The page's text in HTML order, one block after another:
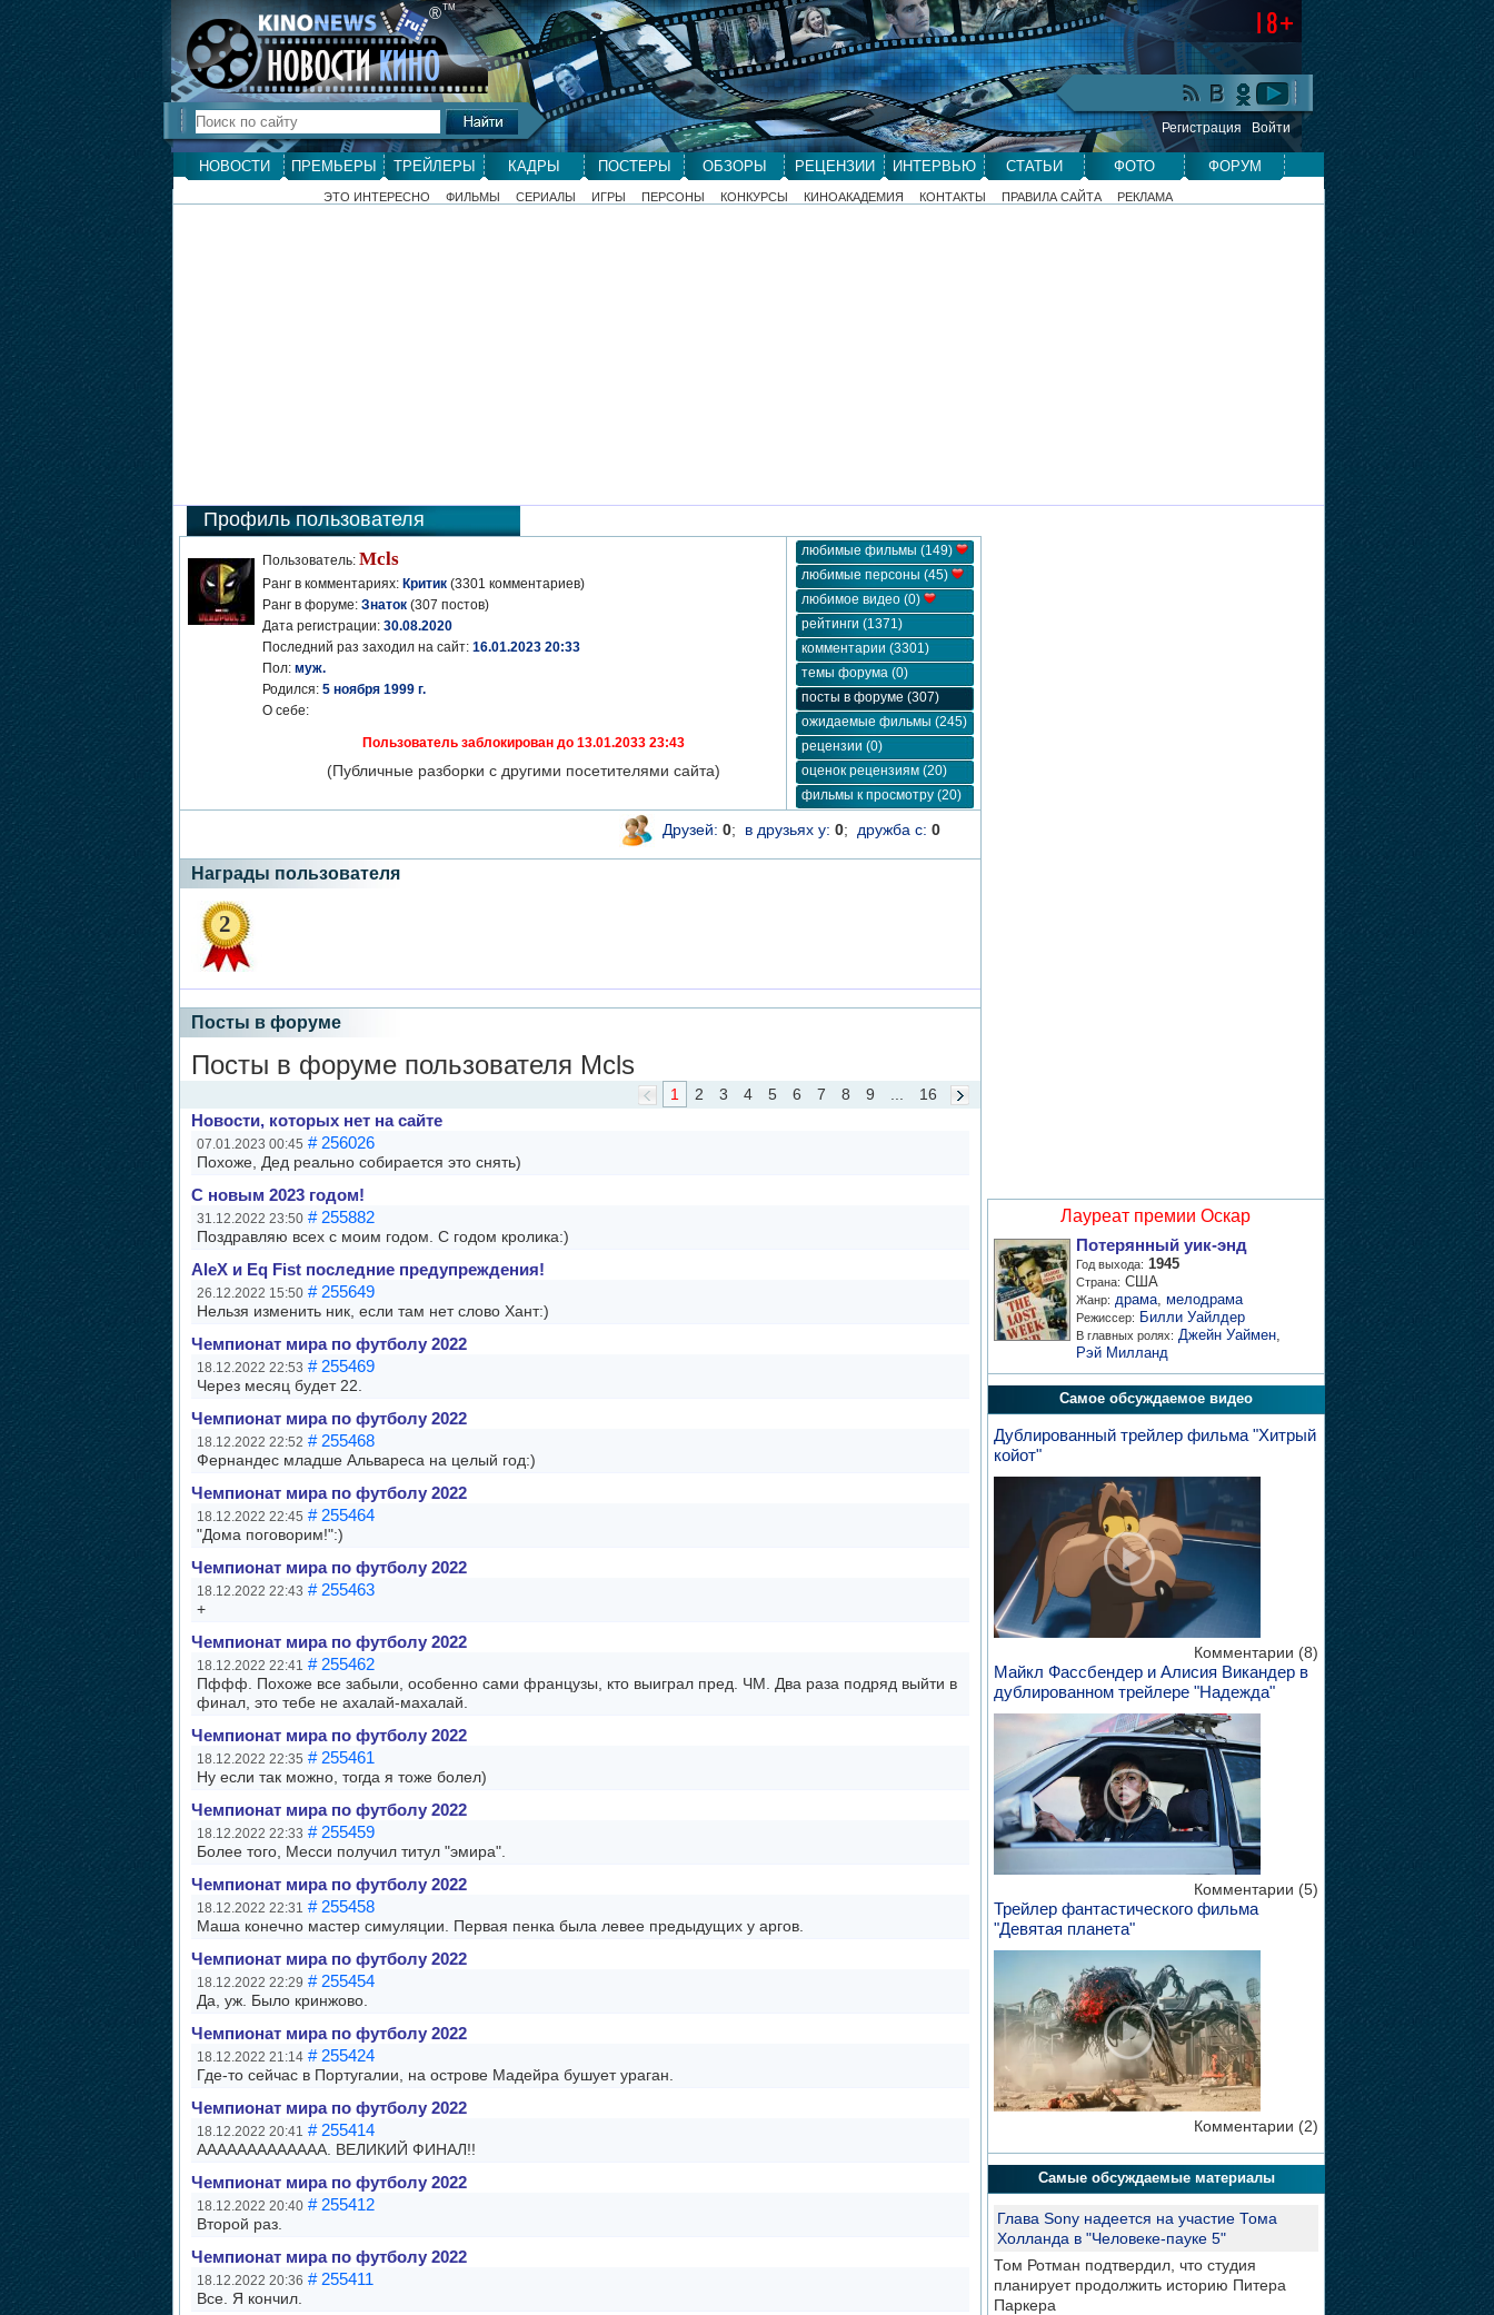
®ТМ
Регистрация Войти
НОВОСТИ ПРЕМЬЕРЫ ТРЕЙЛЕРЫ КАДРЫ ПОСТЕРЫ ОБЗОРЫ РЕЦЕНЗИИ ИНТЕРВЬЮ СТАТЬИ ФОТО ФОРУМ
ЭТО ИНТЕРЕСНО ФИЛЬМЫ СЕРИАЛЫ ИГРЫ ПЕРСОНЫ КОНКУРСЫ КИНОАКАДЕМИЯ КОНТАКТЫ ПРАВИЛА САЙТА РЕКЛАМА
Профиль пользователя
Пользователь: Mcls
Ранг в комментариях: Критик(3301 комментариев)
Ранг в форуме: Знаток(307 постов)
Дата регистрации: 30.08.2020
Последний раз заходил на сайт: 16.01.2023 20:33
Пол: муж.
Родился: 5 ноября 1999 г.
О себе:
Пользователь заблокирован до 13.01.2033 23:43
(Публичные разборки с другими посетителями сайта)
любимые фильмы (149)
любимые персоны (45)
любимое видео (0)
рейтинги (1371)
комментарии (3301)
темы форума (0)
посты в форуме (307)
ожидаемые фильмы (245)
рецензии (0)
оценок рецензиям (20)
фильмы к просмотру (20)
Друзей: 0; в друзьях у: 0; дружба с: 0
Награды пользователя
2
Посты в форуме
Посты в форуме пользователя Mcls
16
9
8
7
6
5
4
3
2
1
Новости, которых нет на сайте
07.01.2023 00:45 # 256026
Похоже, Дед реально собирается это снять)
С новым 2023 годом!
31.12.2022 23:50 # 255882
Поздравляю всех с моим годом. С годом кролика:)
AleX и Eq Fist последние предупреждения!
26.12.2022 15:50 # 255649
Нельзя изменить ник, если там нет слово Хант:)
Чемпионат мира по футболу 2022
18.12.2022 22:53 # 255469
Через месяц будет 22.
Чемпионат мира по футболу 2022
18.12.2022 22:52 # 255468
Фернандес младше Альвареса на целый год:)
Чемпионат мира по футболу 2022
18.12.2022 22:45 # 255464
"Дома поговорим!":)
Чемпионат мира по футболу 2022
18.12.2022 22:43 # 255463
+
Чемпионат мира по футболу 2022
18.12.2022 22:41 # 255462
Пффф. Похоже все забыли, особенно сами французы, кто выиграл пред. ЧМ. Два раза подряд выйти в
финал, это тебе не ахалай-махалай.
Чемпионат мира по футболу 2022
18.12.2022 22:35 # 255461
Ну если так можно, тогда я тоже болел)
Чемпионат мира по футболу 2022
18.12.2022 22:33 # 255459
Более того, Месси получил титул "эмира".
Чемпионат мира по футболу 2022
18.12.2022 22:31 # 255458
Маша конечно мастер симуляции. Первая пенка была левее предыдущих у аргов.
Чемпионат мира по футболу 2022
18.12.2022 22:29 # 255454
Да, уж. Было кринжово.
Чемпионат мира по футболу 2022
18.12.2022 21:14 # 255424
Где-то сейчас в Португалии, на острове Мадейра бушует ураган.
Чемпионат мира по футболу 2022
18.12.2022 20:41 # 255414
ААААААААААААА. ВЕЛИКИЙ ФИНАЛ!!
Чемпионат мира по футболу 2022
18.12.2022 20:40 # 255412
Второй раз.
Чемпионат мира по футболу 2022
18.12.2022 20:36 # 255411
Все. Я кончил.
Лауреат премии Оскар
Потерянный уик-энд
Год выхода: 1945
Страна: США
Жанр: драма, мелодрама
Режиссер: Билли Уайлдер
В главных ролях: Джейн Уаймен,
Рэй Милланд
Самое обсуждаемое видео
Дублированный трейлер фильма "Хитрый
койот"
Комментарии (8)
Майкл Фассбендер и Алисия Викандер в
дублированном трейлере "Надежда"
Комментарии (5)
Трейлер фантастического фильма
"Девятая планета"
Комментарии (2)
Самые обсуждаемые материалы
Глава Sony надеется на участие Тома
Холланда в "Человеке-пауке 5"
Том Ротман подтвердил, что студия
планирует продолжить историю Питера
Паркера